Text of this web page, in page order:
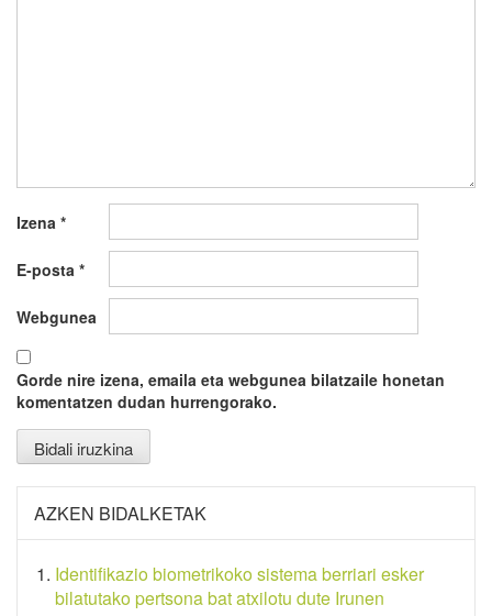
Izena *
E-posta *
Webgunea
Gorde nire izena, emaila eta webgunea bilatzaile honetan
komentatzen dudan hurrengorako.
AZKEN BIDALKETAK
Identifikazio biometrikoko sistema berriari esker
bilatutako pertsona bat atxilotu dute Irunen